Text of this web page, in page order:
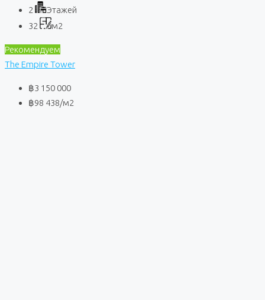
2
Этажей
32
м2
Рекомендуем
The Empire Tower
฿3 150 000
฿98 438/м2